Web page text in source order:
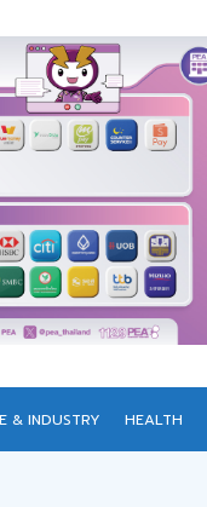
& INDUSTRY HEALTH